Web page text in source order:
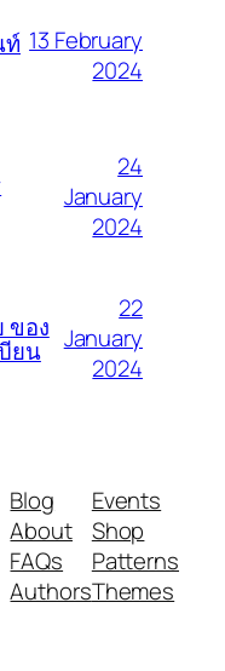
ท์ 13 February
2024
24
January
2024
ของ
ยน
22
January
2024
Blog
About
FAQs
Authors
Events
Shop
Patterns
Themes